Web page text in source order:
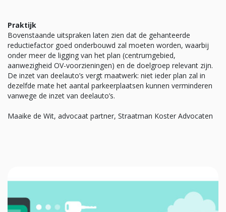
Praktijk
Bovenstaande uitspraken laten zien dat de gehanteerde
reductiefactor goed onderbouwd zal moeten worden, waarbij
onder meer de ligging van het plan (centrumgebied,
aanwezigheid OV-voorzieningen) en de doelgroep relevant zijn.
De inzet van deelauto’s vergt maatwerk: niet ieder plan zal in
dezelfde mate het aantal parkeerplaatsen kunnen verminderen
vanwege de inzet van deelauto’s.
Maaike de Wit, advocaat partner, Straatman Koster Advocaten